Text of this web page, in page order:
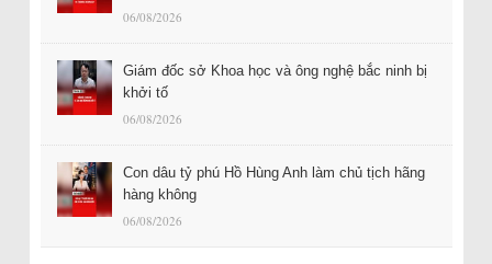
06/08/2026
Giám đốc sở Khoa học và ông nghệ bắc ninh bị
khởi tố
06/08/2026
Con dâu tỷ phú Hồ Hùng Anh làm chủ tịch hãng
hàng không
06/08/2026